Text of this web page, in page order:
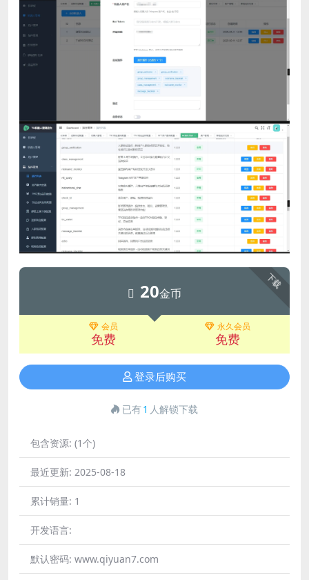
下载
20金币
会员
免费
永久会员
免费
登录后购买
已有1 人解锁下载
包含资源: (1个)
最近更新: 2025-08-18
累计销量: 1
开发语言:
默认密码: www.qiyuan7.com